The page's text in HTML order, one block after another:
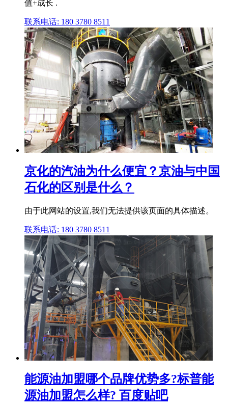
值+成长 .
联系电话: 180 3780 8511
京化的汽油为什么便宜？京油与中国
石化的区别是什么？
由于此网站的设置,我们无法提供该页面的具体描述。
联系电话: 180 3780 8511
能源油加盟哪个品牌优势多?标普能
源油加盟怎么样? 百度贴吧